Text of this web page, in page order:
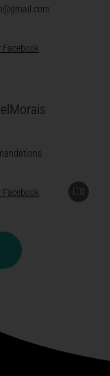
Facebook
Facebook